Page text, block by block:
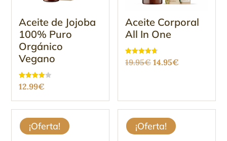
Aceite de Jojoba
100% Puro
Orgánico
Vegano
Valorado
con
de 5
12.99€
Aceite Corporal
All In One
Valorado
con
19.95€ El
era:
14.95€
es:
¡Oferta! ¡Oferta!